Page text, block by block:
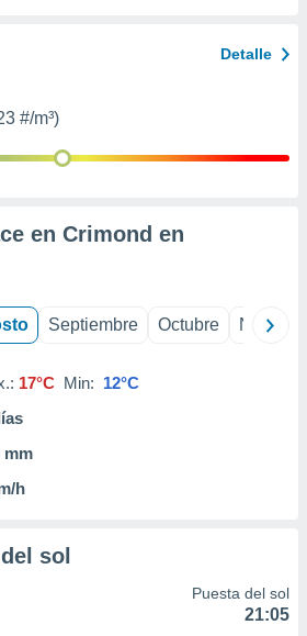
Detalle
#/m³)
en Crimond en
Septiembre Octubre
17°C Min: 12°C
mm
h
sol
Puesta del sol
21:05